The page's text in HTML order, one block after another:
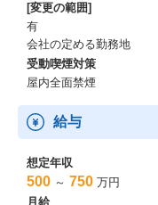
今回はデザインリサーチ
サーチャーとして、プロ
します。
※探索型リサーチ「
リリースも参照ください
https://goodpatch.com/
Goodpatchのデザインリ
・デザインリサーチャー
[変更の範囲]
有
会社の定める勤務地
受動喫煙対策
屋内全面禁煙
給与
想定年収
500 ～ 750 万円
月給